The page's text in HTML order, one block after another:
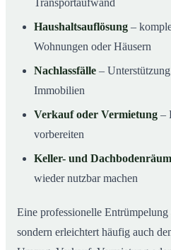
Haushaltsauflösung –
Wohnungen oder Häusern
Nachlassfälle –
Immobilien
Verkauf oder Vermietung –
vorbereiten
Keller- und
wieder nutzbar machen
Eine professionelle
sondern erleichtert häufig auch